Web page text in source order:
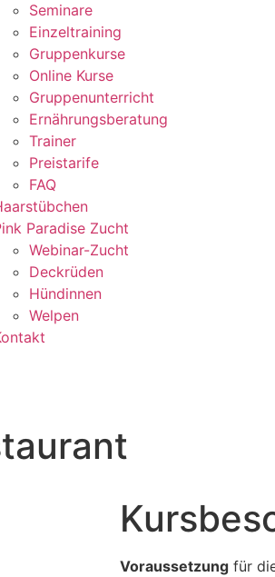
Seminare
Einzeltraining
Gruppenkurse
Online Kurse
Gruppenunterricht
Ernährungsberatung
Trainer
Preistarife
FAQ
Paradise Zucht
Webinar-Zucht
Deckrüden
Hündinnen
Welpen
Voraussetzung für